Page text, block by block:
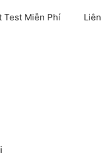
Test Miễn Phí Liên